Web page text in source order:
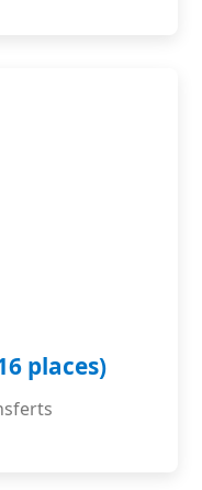
places)